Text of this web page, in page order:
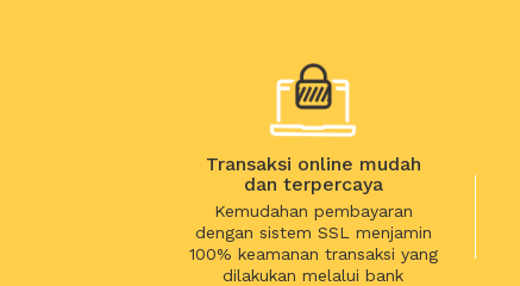
Transaksi online mudah
dan terpercaya
Kemudahan pembayaran
dengan sistem SSL menjamin
100% keamanan transaksi yang
dilakukan melalui bank